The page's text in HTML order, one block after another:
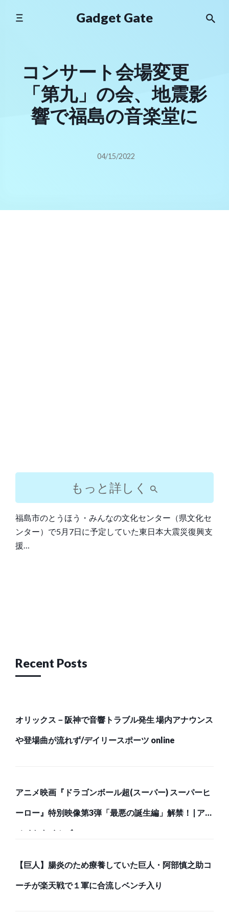
Gadget Gate
コンサート会場変更
「第九」の会、地震影
響で福島の音楽堂に
04/15/2022
もっと詳しく
福島市のとうほう・みんなの文化センター（県文化セ
ンター）で5月7日に予定していた東日本大震災復興支
援…
Recent Posts
オリックス－阪神で音響トラブル発生 場内アナウンス
や登場曲が流れず/デイリースポーツ online
アニメ映画『ドラゴンボール超(スーパー) スーパーヒ
ーロー』特別映像第3弾「最悪の誕生編」解禁！ | アニ
メイトタイムズ
【巨人】腸炎のため療養していた巨人・阿部慎之助コ
ーチが楽天戦で１軍に合流しベンチ入り